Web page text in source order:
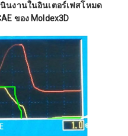
นงานในอินเตอร์เฟสโหมด
ของ Moldex3D